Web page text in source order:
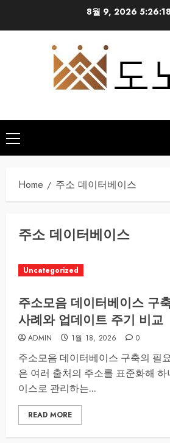
8월 9, 2026
Primary
Menu
Home 주소 데이터베이스
주소 데이터베이스
Uncategorized
주소모음 데이터베이스 구
사례와 업데이트 주기 비교
ADMIN 1월 18, 2026 0
주소모음 데이터베이스 구축의 필
은 여러 출처의 주소를 표준화해
이스로 관리하는...
READ MORE